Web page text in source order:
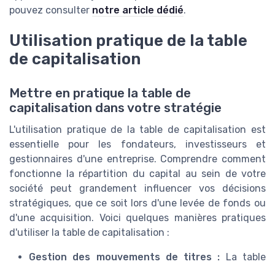
pouvez consulter notre article dédié.
Utilisation pratique de la table
de capitalisation
Mettre en pratique la table de
capitalisation dans votre stratégie
L'utilisation pratique de la table de capitalisation est
essentielle pour les fondateurs, investisseurs et
gestionnaires d'une entreprise. Comprendre comment
fonctionne la répartition du capital au sein de votre
société peut grandement influencer vos décisions
stratégiques, que ce soit lors d'une levée de fonds ou
d'une acquisition. Voici quelques manières pratiques
d'utiliser la table de capitalisation :
Gestion des mouvements de titres : La table